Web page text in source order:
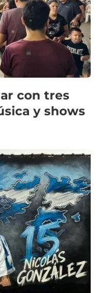
con tres
y shows